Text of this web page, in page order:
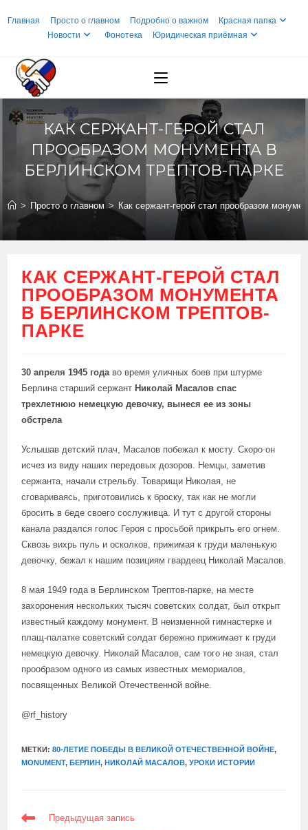
Главная Просто о главном Подробно о важном
Красная папка
Новости
Фонотека Юридическая приёмная
КАК СЕРЖАНТ-ГЕРОЙ СТАЛ
ПРООБРАЗОМ МОНУМЕНТА В
БЕРЛИНСКОМ ТРЕПТОВ-ПАРКЕ
> Просто о главном > Как сержант-герой стал прообразом
КАК СЕРЖАНТ-ГЕРОЙ СТАЛ
ПРООБРАЗОМ МОНУМЕНТА
В БЕРЛИНСКОМ ТРЕПТОВ-
ПАРКЕ
30 апреля 1945 годаво время уличных боев при штурме
Берлина старший сержант Николай Масалов спас
трехлетнюю немецкую девочку, вынеся ее из зоны
обстрела
Услышав детский плач, Масалов побежал к мосту. Скоро он
исчез из виду наших передовых дозоров. Немцы, заметив
сержанта, начали стрельбу. Товарищи Николая, не
сговариваясь, приготовились к броску, так как не могли
бросить в беде своего сослуживца. И тут с другой стороны
канала раздался голос Героя с просьбой прикрыть его огнем.
Сквозь вихрь пуль и осколков, прижимая к груди маленькую
девочку, бежал к нашим позициям гвардеец Николай Масалов.
8 мая 1949 года в Берлинском Трептов-парке, на месте
захоронения нескольких тысяч советских солдат, был открыт
известный каждому монумент. В неизменной гимнастерке и
плащ-палатке советский солдат бережно прижимает к груди
немецкую девочку. Николай Масалов, сам того не зная, стал
прообразом одного из самых известных мемориалов,
посвященных Великой Отечественной войне.
@rf_history
МЕТКИ:80-ЛЕТИЕ ПОБЕДЫ В ВЕЛИКОЙ ОТЕЧЕСТВЕННОЙ ВОЙНЕ,
MONUMENT, БЕРЛИН, НИКОЛАЙ МАСАЛОВ, УРОКИ ИСТОРИИ
ЕЩЕ
СТАТЬИ
Предыдущая запись